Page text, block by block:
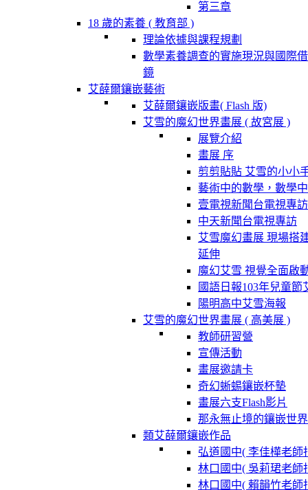
第三章
18 歲的素養 ( 教育部 )
理論依據與課程規劃
數學素養調查的實施現況與國際借
鏡
艾薛爾鑲嵌藝術
艾薛爾鑲嵌版畫( Flash 版)
艾雪的魔幻世界畫展 ( 故宮展 )
展覽介紹
畫展 序
剪剪貼貼 艾雪的小小
藝術中的數學，數學
壹電視新聞台電視專訪
中天新聞台電視專訪
艾雪魔幻畫展 現場搭
延伸
魔幻艾雪 視覺全面啟
國語日報103年兒童節
陽明高中艾雪海報
艾雪的魔幻世界畫展 ( 高美展 )
教師研習營
宣傳活動
畫展邀請卡
奇幻蜥蜴鑲嵌杯墊
畫展六支Flash影片
那永無止境的鑲嵌世界
類艾薛爾鑲嵌作品
弘道國中( 李佳樺老師
林口國中( 吳莉珺老師
林口國中( 賴韻竹老師